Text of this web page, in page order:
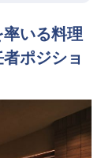
いる料理
ポジショ